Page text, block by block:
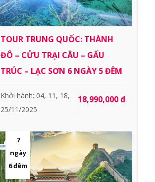
TOUR TRUNG QUỐC: THÀNH
ĐÔ – CỬU TRẠI CÂU – GẤU
TRÚC – LẠC SƠN 6 NGÀY 5 ĐÊM
Khởi hành: 04, 11, 18,
25/11/2025
18,990,000 đ
7
ngày
6 đêm